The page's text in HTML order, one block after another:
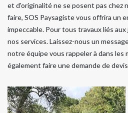
et d'originalité ne se posent pas chez
faire, SOS Paysagiste vous offrira un
impeccable. Pour tous travaux liés
nos services. Laissez-nous un
notre équipe vous rappeler à dans les
également faire une demande de